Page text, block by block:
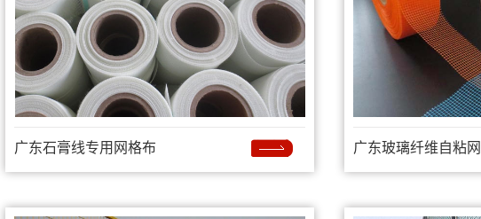
广东石膏线专用网格布 广东玻璃纤维自粘